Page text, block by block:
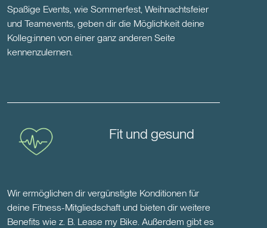
Spaßige Events, wie Sommerfest, Weihnachtsfeier
und Teamevents, geben dir die Möglichkeit deine
Kolleg:innen von einer ganz anderen Seite
kennenzulernen.
Fit und gesund
Wir ermöglichen dir vergünstigte Konditionen für
deine Fitness-Mitgliedschaft und bieten dir weitere
Benefits wie z. B. Lease my Bike. Außerdem gibt es